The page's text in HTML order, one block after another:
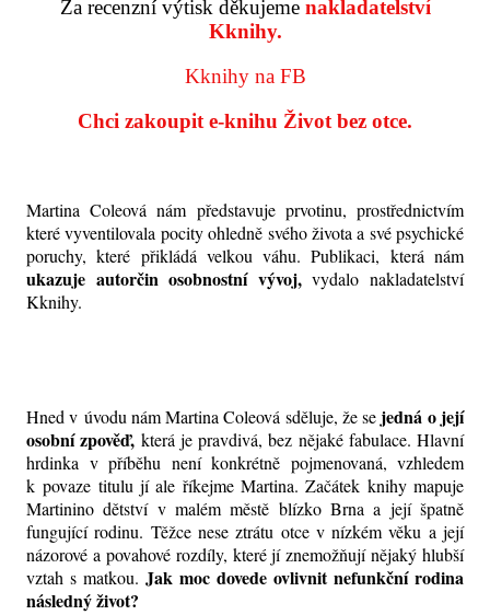
Za recenzní výtisk děkujeme nakladatelství
Kknihy.
Kknihy na FB
Chci zakoupit e-knihu Život bez otce.
Martina Coleová nám představuje prvotinu, prostřednictvím
které vyventilovala pocity ohledně svého života a své psychické
poruchy, které přikládá velkou váhu. Publikaci, která nám
ukazuje autorčin osobnostní vývoj,vydalo nakladatelství
Kknihy.
Hned v úvodu nám Martina Coleová sděluje, že se jedná o její
osobní zpověď, která je pravdivá, bez nějaké fabulace. Hlavní
hrdinka v příběhu není konkrétně pojmenovaná, vzhledem
k povaze titulu jí ale říkejme Martina. Začátek knihy mapuje
Martinino dětství v malém městě blízko Brna a její špatně
fungující rodinu. Těžce nese ztrátu otce v nízkém věku a její
názorové a povahové rozdíly, které jí znemožňují nějaký hlubší
vztah s matkou. Jak moc dovede ovlivnit nefunkční rodina
následný život?